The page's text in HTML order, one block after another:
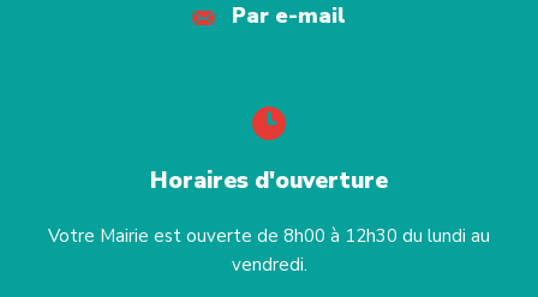
Par e-mail
Horaires d'ouverture
Votre Mairie est ouverte de 8h00 à 12h30 du lundi au
vendredi.